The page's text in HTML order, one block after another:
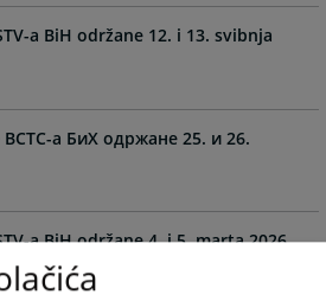
select
a
the
question
get
a BiH održane 12. i 13. svibnja
ВСТC-а БиХ одржане 25. и 26.
a BiH održane 4. i 5. marta 2026.